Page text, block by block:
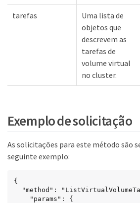
tarefas
Uma lista de
objetos que
descrevem as
tarefas de
volume virtual
no cluster.
Exemplo de solicitação
As solicitações para este método são
seguinte exemplo:
{